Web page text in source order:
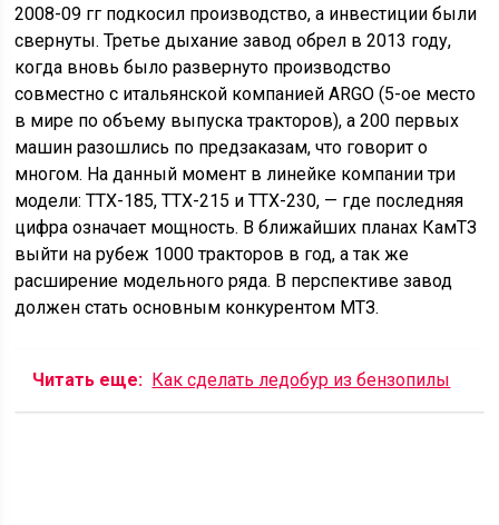
2008-09 гг подкосил производство, а инвестиции были
свернуты. Третье дыхание завод обрел в 2013 году,
когда вновь было развернуто производство
совместно с итальянской компанией ARGO (5-ое место
в мире по объему выпуска тракторов), а 200 первых
машин разошлись по предзаказам, что говорит о
многом. На данный момент в линейке компании три
модели: TTX-185, TTX-215 и ТТХ-230, — где последняя
цифра означает мощность. В ближайших планах КамТЗ
выйти на рубеж 1000 тракторов в год, а так же
расширение модельного ряда. В перспективе завод
должен стать основным конкурентом МТЗ.
Читать еще: Как сделать ледобур из бензопилы